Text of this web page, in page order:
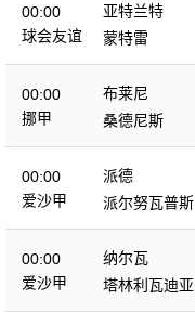
00:00
球会友谊
亚特兰特
蒙特雷
00:00
挪甲
布莱尼
桑德尼斯
00:00
爱沙甲
派德
派尔努瓦普斯
00:00
爱沙甲
纳尔瓦
塔林利瓦迪亚